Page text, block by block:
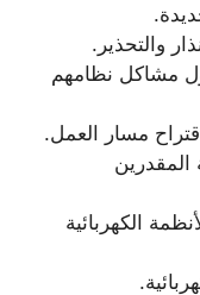
والتحذير.
مشاكل نظامهم
مسار العمل.
المقدرين
الكهربائية